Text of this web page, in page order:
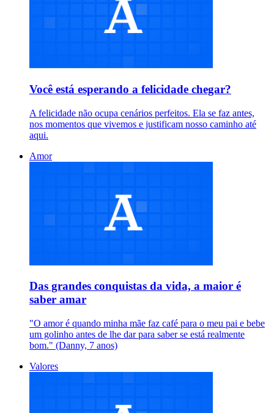
Você está esperando a felicidade chegar?
A felicidade não ocupa cenários perfeitos. Ela se faz antes,
nos momentos que vivemos e justificam nosso caminho até
aqui.
Amor
Das grandes conquistas da vida, a maior é
saber amar
"O amor é quando minha mãe faz café para o meu pai e bebe
um golinho antes de lhe dar para saber se está realmente
bom." (Danny, 7 anos)
Valores